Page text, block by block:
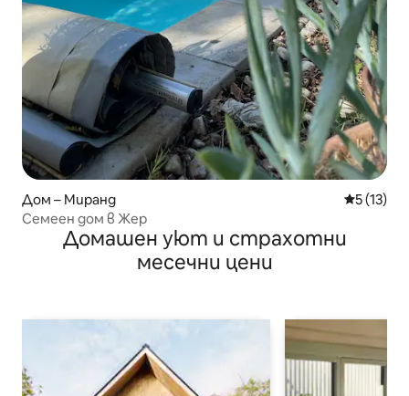
Дом – Миранд Средна
5 (13)
Семеен дом в Жер
Домашен уют и страхотни
месечни цени